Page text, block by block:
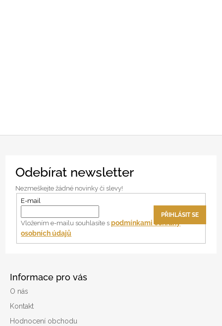
Informace pro vás
O nás
Kontakt
Hodnocení obchodu
Odebírat newsletter
Nezmeškejte žádné novinky či slevy!
E-mail
Vložením e-mailu souhlasíte spodmínkami ochrany
osobních údajů
PŘIHLÁSIT SE